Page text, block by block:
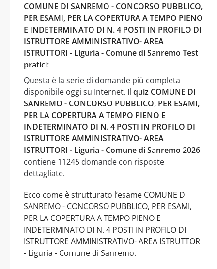
COMUNE DI SANREMO - CONCORSO PUBBLICO,
PER ESAMI, PER LA COPERTURA A TEMPO PIENO
E INDETERMINATO DI N. 4 POSTI IN PROFILO DI
ISTRUTTORE AMMINISTRATIVO- AREA
ISTRUTTORI - Liguria - Comune di Sanremo Test
pratici:
Questa è la serie di domande più completa
disponibile oggi su Internet. Il quiz COMUNE DI
SANREMO - CONCORSO PUBBLICO, PER ESAMI,
PER LA COPERTURA A TEMPO PIENO E
INDETERMINATO DI N. 4 POSTI IN PROFILO DI
ISTRUTTORE AMMINISTRATIVO- AREA
ISTRUTTORI - Liguria - Comune di Sanremo 2026
contiene 11245 domande con risposte
dettagliate.
Ecco come è strutturato l’esame COMUNE DI
SANREMO - CONCORSO PUBBLICO, PER ESAMI,
PER LA COPERTURA A TEMPO PIENO E
INDETERMINATO DI N. 4 POSTI IN PROFILO DI
ISTRUTTORE AMMINISTRATIVO- AREA ISTRUTTORI
- Liguria - Comune di Sanremo: